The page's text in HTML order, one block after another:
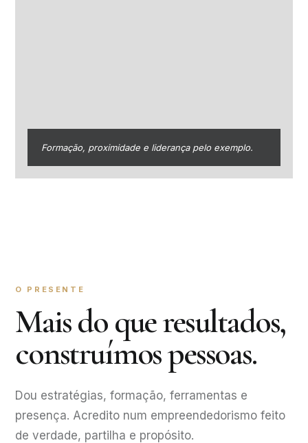
Formação, proximidade e liderança pelo exemplo.
O PRESENTE
Mais do que resultados,
construímos pessoas.
Dou estratégias, formação, ferramentas e
presença. Acredito num empreendedorismo feito
de verdade, partilha e propósito.